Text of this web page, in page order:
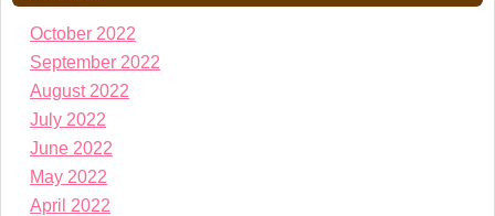
October 2022
September 2022
August 2022
July 2022
June 2022
May 2022
April 2022